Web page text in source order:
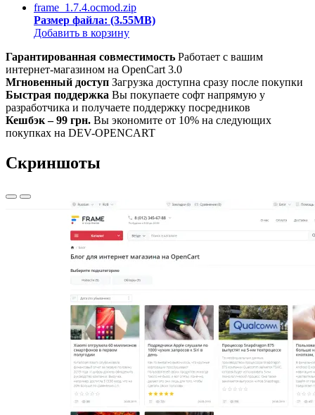
frame_1.7.4.ocmod.zip
Размер файла: (3.55MB)
Добавить в корзину
Гарантированная совместимость Работает с вашим
интернет-магазином на OpenCart 3.0
Мгновенный доступ Загрузка доступна сразу после покупки
Быстрая поддержка Вы покупаете софт напрямую у
разработчика и получаете поддержку посредников
Кешбэк – 99 грн. Вы экономите от 10% на следующих
покупках на DEV-OPENCART
Скриншоты